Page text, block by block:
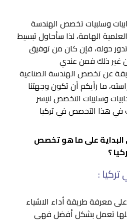
وسلبيات تخصص الهندسة
الهامة، لذا سأحاول تبسيط
تدور حوله، فإن كان من توفيق
غير ذلك فمن عندي
عن تخصص الهندسة الصناعية
ما رأيكم أن تكون وجهتنا
وسلبيات التخصص لنيسر
في هذا التخصص في تركيا
على ما هو تخصص
؟
:
على معرفة طريقة أداء الاشياء
تعمل بشكل أفضل فهي